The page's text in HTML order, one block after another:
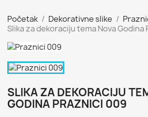
Početak Dekorativne slike
Slika za dekoraciju tema Nova Godina
SLIKA ZA DEKORACIJU
GODINA PRAZNICI 009